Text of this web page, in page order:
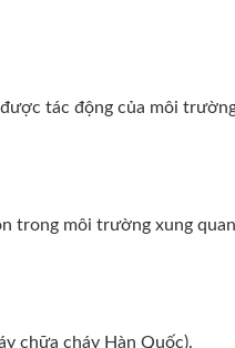
tác động của môi
trong môi trường xung
chữa cháy Hàn Quốc).